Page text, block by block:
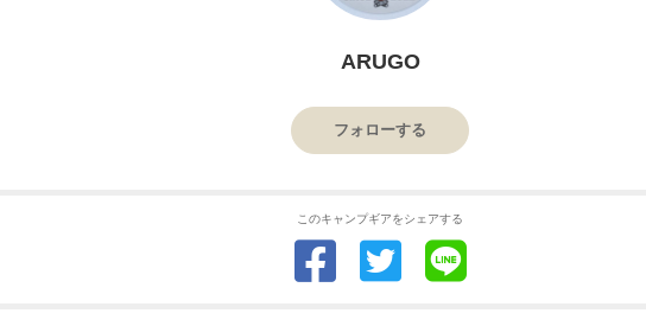
ARUGO
フォローする
このキャンプギアをシェアする